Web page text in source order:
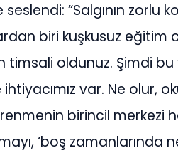
“Salgının zorlu
biri kuşkusuz eğitim
timsali oldunuz. Şimdi
var. Ne olur,
birincil merkezi
‘boş zamanlarında